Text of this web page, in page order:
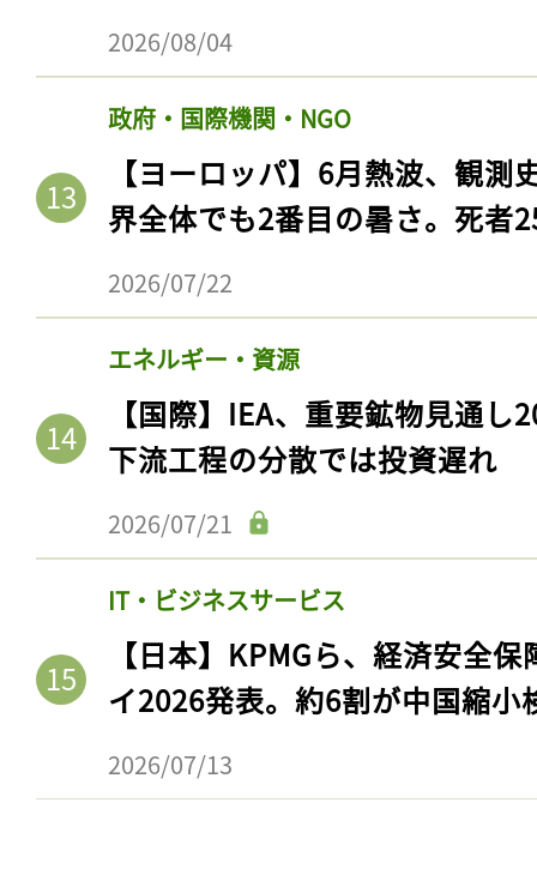
2026/08/04
政府・国際機関・NGO
【ヨーロッパ】6月熱波、観
界全体でも2番目の暑さ。死者
2026/07/22
エネルギー・資源
【国際】IEA、重要鉱物見通
下流工程の分散では投資遅れ
2026/07/21
IT・ビジネスサービス
【日本】KPMGら、経済安全
イ2026発表。約6割が中国縮小
2026/07/13